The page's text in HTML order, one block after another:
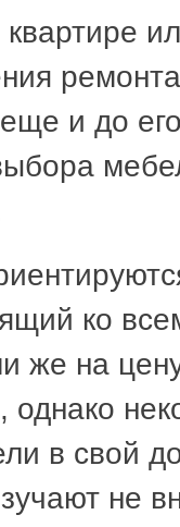
и до
ко
же на
однако
в свой
не